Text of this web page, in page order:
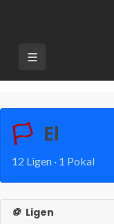
🏳️ El
12 Ligen · 1 Pokal
⚽ Ligen